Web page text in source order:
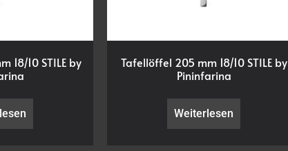
18/10 STILE by
Tafellöffel 205 mm 18/10 STILE by
Pininfarina
Weiterlesen